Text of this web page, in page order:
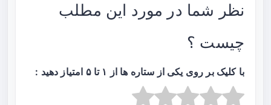
نظر شما در مورد این مطلب
چیست ؟
با کلیک بر روی یکی از ستاره ها از ۱ تا ۵ امتیاز دهید :